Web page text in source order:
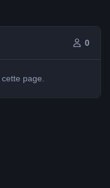
0
page.